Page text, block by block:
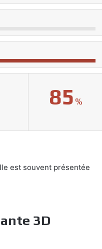
85 %
est souvent présentée
3D